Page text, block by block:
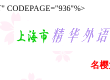
CODEPAGE="936"%>
名